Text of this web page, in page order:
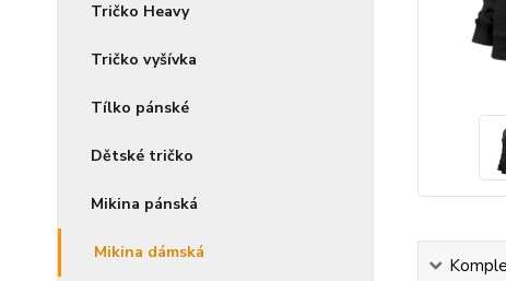
Tričko Heavy
Tričko vyšívka
Tílko pánské
Dětské tričko
Mikina pánská
Mikina dámská